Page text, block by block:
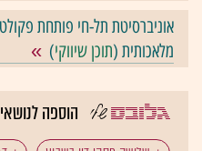
אוניברסיטת תל-חי פותחת
מלאכותית (תוכן שיווקי)
הוספה